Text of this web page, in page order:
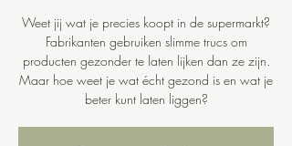
Weet jij wat je precies koopt in de supermarkt?
Fabrikanten gebruiken slimme trucs om
producten gezonder te laten lijken dan ze zijn.
Maar hoe weet je wat écht gezond is en wat je
beter kunt laten liggen?